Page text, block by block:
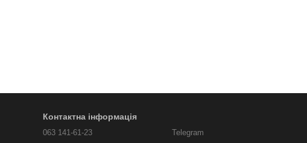
Контактна інформація
063 141-61-23
Telegram